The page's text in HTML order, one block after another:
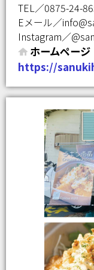
TEL／0875-24-
Eメール／
Instagram／
ホームページ
https://